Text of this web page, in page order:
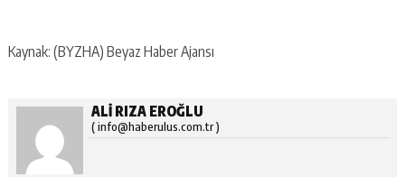
Kaynak: (BYZHA) Beyaz Haber Ajansı
ALI RIZA EROĞLU
( info@haberulus.com.tr )